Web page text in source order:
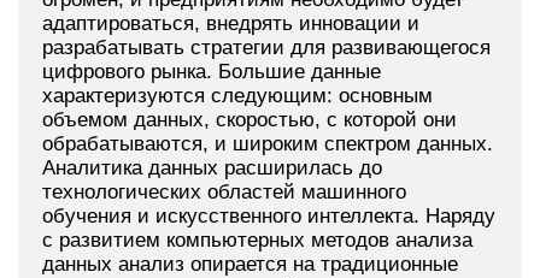
адаптироваться, внедрять инновации и
разрабатывать стратегии для развивающегося
цифрового рынка. Большие данные
характеризуются следующим: основным
объемом данных, скоростью, с которой они
обрабатываются, и широким спектром данных.
Аналитика данных расширилась до
технологических областей машинного
обучения и искусственного интеллекта. Наряду
с развитием компьютерных методов анализа
данных анализ опирается на традиционные